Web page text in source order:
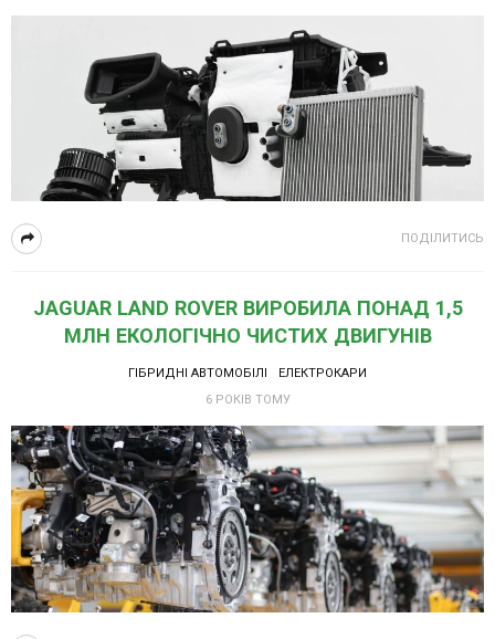
ПОДІЛИТИСЬ
JAGUAR LAND ROVER ВИРОБИЛА ПОНАД 1,5
МЛН ЕКОЛОГІЧНО ЧИСТИХ ДВИГУНІВ
ГІБРИДНІ АВТОМОБІЛІ
ЕЛЕКТРОКАРИ
6 РОКІВ ТОМУ